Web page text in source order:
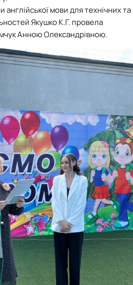
мови для технічних та
Якушко К.Г. провела
Анною Олександрівною.